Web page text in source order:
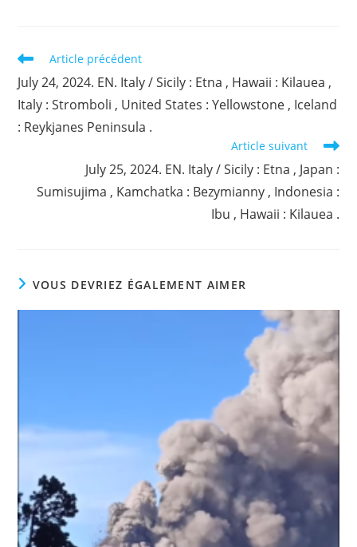
Read
more
articles
Article précédent
July 24, 2024. EN. Italy / Sicily : Etna , Hawaii : Kilauea ,
Italy : Stromboli , United States : Yellowstone , Iceland
: Reykjanes Peninsula .
Article suivant
July 25, 2024. EN. Italy / Sicily : Etna , Japan :
Sumisujima , Kamchatka : Bezymianny , Indonesia :
Ibu , Hawaii : Kilauea .
VOUS DEVRIEZ ÉGALEMENT AIMER